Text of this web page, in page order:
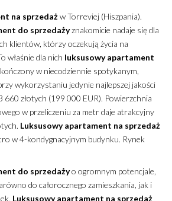
na sprzedażw Torreviej (Hiszpania).
do sprzedażyznakomicie nadaje się dla
klientów, którzy oczekują życia na
właśnie dla nich luksusowy apartament
w niecodziennie spotykanym,
wykorzystaniu jedynie najlepszej jakości
660 złotych (199 000 EUR). Powierzchnia
w przeliczeniu za metr daje atrakcyjny
Luksusowy apartament na sprzedaż
w 4-kondygnacyjnym budynku. Rynek
do sprzedażyo ogromnym potencjale,
do całorocznego zamieszkania, jak i
Luksusowy apartament na sprzedaż